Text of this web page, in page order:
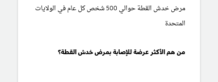
مرض خدش القطة حوالي 500 شخص كل عام في الولايات
المتحدة
من هم الأكثر عرضة للإصابة بمرض خدش القطة؟